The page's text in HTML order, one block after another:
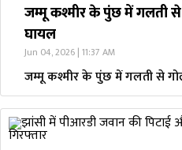
जम्मू कश्मीर के पुंछ में गलती
घायल
Jun 04, 2026 | 11:37 AM
जम्मू कश्मीर के पुंछ में गलती से